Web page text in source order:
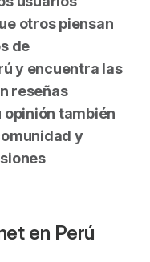
otros piensan
de
y encuentra las
reseñas
también
y
en Perú